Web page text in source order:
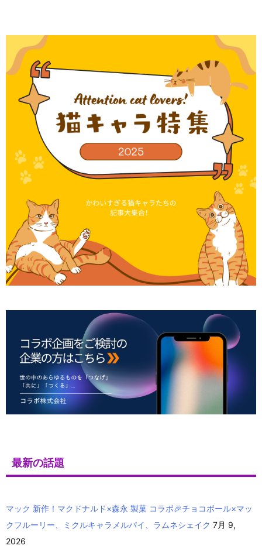
最新の話題
マック 新作！マクドナルド×森永 製菓 コラボ🎉チョコボール×マッ
クフルーリー、ミクルキャラメルパイ、ラムネシェイク 7月 9,
2026